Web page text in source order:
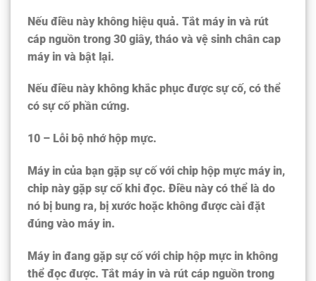
Nếu điều này không hiệu quả. Tắt máy in và rút
cáp nguồn trong 30 giây, tháo và vệ sinh chân cap
máy in và bật lại.
Nếu điều này không khắc phục được sự cố, có thể
có sự cố phần cứng.
10 – Lỗi bộ nhớ hộp mực.
Máy in của bạn gặp sự cố với chip hộp mực máy in,
chip này gặp sự cố khi đọc. Điều này có thể là do
nó bị bung ra, bị xước hoặc không được cài đặt
đúng vào máy in.
Máy in đang gặp sự cố với chip hộp mực in không
thể đọc được. Tắt máy in và rút cáp nguồn trong